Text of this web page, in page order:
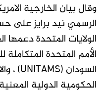
وقال بيان الخارجية
الرسمي نيد برايز على
الولايات المتحدة
الأمم المتحدة المتكاملة